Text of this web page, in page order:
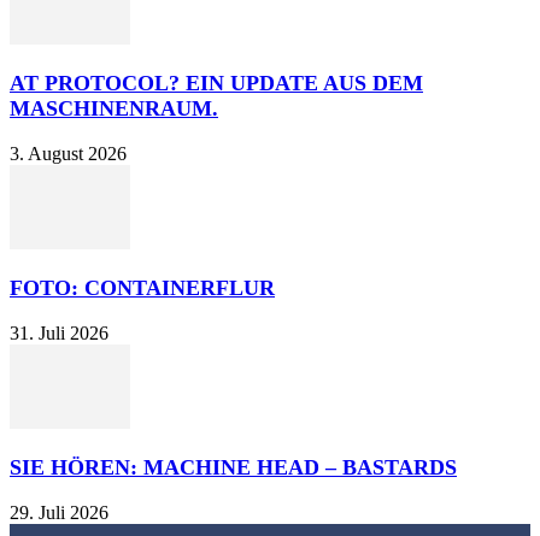
AT PROTOCOL? EIN UPDATE AUS DEM
MASCHINENRAUM.
3. August 2026
FOTO: CONTAINERFLUR
31. Juli 2026
SIE HÖREN: MACHINE HEAD – BASTARDS
29. Juli 2026